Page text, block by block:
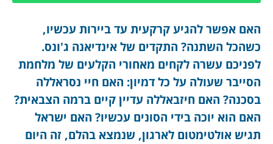
האם אפשר להגיע קרקעית עד ביירות עכשיו,
כשהכל השתנה? התקדים של אינדיאנה ג'ונס.
לפניכם עשרה לקחים מאחורי הקלעים של מלחמת
הסייבר שעולה על כל דמיון: האם חיי נסראללה
בסכנה? האם חיזבאללה עדיין קיים ברמה הצבאית?
האם הוא יוכה בידי הסונים עכשיו? האם ישראל
תגיש אולטימטום לארגון, שנמצא בהלם, זה היום